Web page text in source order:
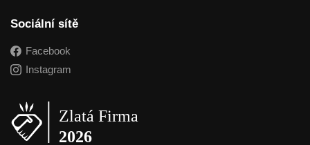
Sociální sítě
Facebook
Instagram